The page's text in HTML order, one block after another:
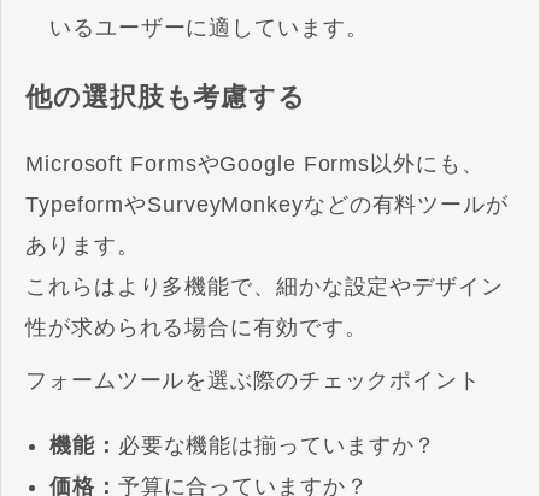
いるユーザーに適しています。
他の選択肢も考慮する
Microsoft FormsやGoogle Forms以外にも、
TypeformやSurveyMonkeyなどの有料ツールが
あります。
これらはより多機能で、細かな設定やデザイン
性が求められる場合に有効です。
フォームツールを選ぶ際のチェックポイント
機能： 必要な機能は揃っていますか？
価格： 予算に合っていますか？